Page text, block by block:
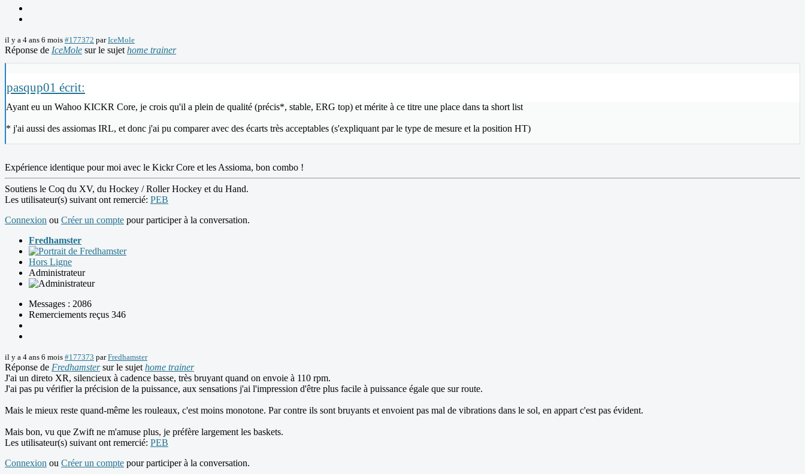
il y a 4 ans 6 mois #177372 parIceMole
Réponse de IceMole sur le sujet home trainer
pasqup01 écrit:
Ayant eu un Wahoo KICKR Core, je crois qu'il a plein de qualité (précis*, stable, ERG top) et mérite à ce titre une place dans ta short list
* j'ai aussi des assiomas IRL, et donc j'ai pu comparer avec des écarts très acceptables (s'expliquant par le type de mesure et la position HT)
Expérience identique pour moi avec le Kickr Core et les Assioma, bon combo !
Soutiens le Coq du XV, du Hockey / Roller Hockey et du Hand.
Les utilisateur(s) suivant ont remercié: PEB
Connexion ou Créer un compte pour participer à la conversation.
Fredhamster
Hors Ligne
Administrateur
Messages : 2086
Remerciements reçus 346
il y a 4 ans 6 mois #177373 parFredhamster
Réponse de Fredhamstersur le sujet home trainer
J'ai un direto XR, silencieux à cadence basse, très bruyant quand on envoie à 110 rpm.
J'ai pas pu vérifier la précision de la puissance, aux sensations j'ai l'impression d'être plus facile à puissance égale que sur route.
Mais le mieux reste quand-même les rouleaux, c'est moins monotone. Par contre ils sont bruyants et envoient pas mal de vibrations dans le sol, en appart c'est pas évident.
Mais bon, vu que Zwift ne m'amuse plus, je préfère largement les baskets.
Les utilisateur(s) suivant ont remercié: PEB
Connexion ou Créer un compte pour participer à la conversation.